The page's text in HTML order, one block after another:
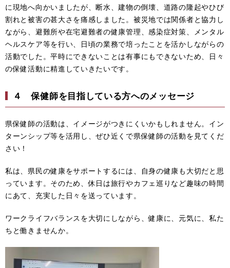
に現地へ向かいましたが、断水、建物の倒壊、道路の隆起やひび
割れと被害の甚大さを痛感しました。被災地では関係者と協力し
ながら、避難所や在宅避難者の健康管理、感染症対策、メンタル
ヘルスケア等を行い、日頃の業務で培ったことを活かしながらの
活動でした。平時にできないことは有事にもできないため、日々
の保健活動に精進していきたいです。
４ 保健師を目指している方へのメッセージ
県保健師の活動は、イメージがつきにくいかもしれません。イン
ターンシップ等を活用し、ぜひ近くで県保健師の活動を見てくだ
さい！
私は、県民の健康をサポートするには、自身の健康も大切だと思
っています。そのため、休日は旅行やカフェ巡りなど趣味の時間
にあて、充実した日々を送っています。
ワークライフバランスを大切にしながら、健康に、元気に、私た
ちと働きませんか。